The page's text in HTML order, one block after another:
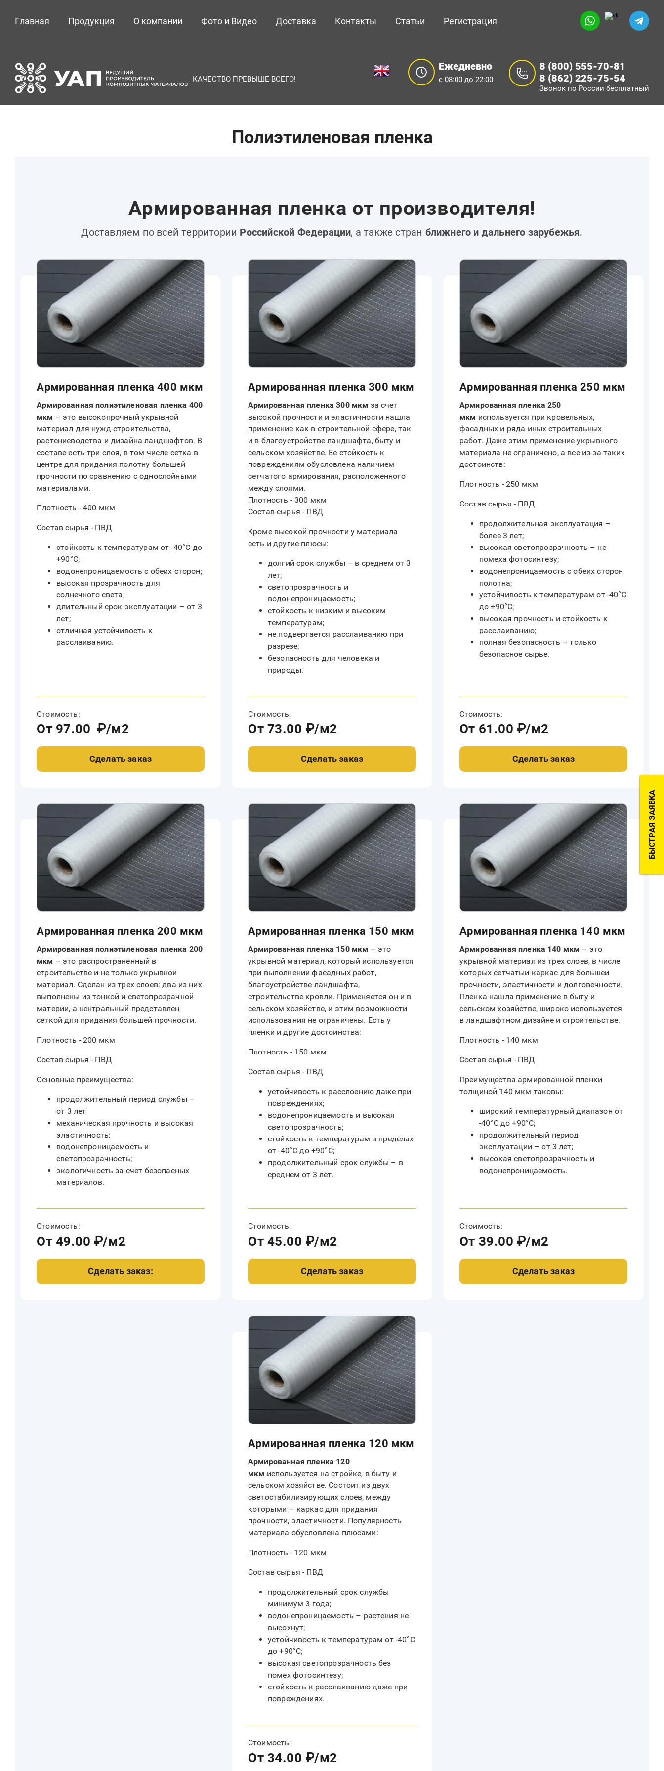
БЫСТРАЯ ЗАЯВКА
Главная Продукция О компании Фото и Видео Доставка Контакты Статьи Регистрация
КАЧЕСТВО ПРЕВЫШЕ ВСЕГО!
Ежедневно
с 08:00 до 22:00
8 (800) 555-70-81
8 (862) 225-75-54
Звонок по России бесплатный
Полиэтиленовая пленка
Армированная пленка от производителя!
Доставляем по всей территории Российской Федерации, а также стран ближнего и дальнего зарубежья.
Армированная пленка 400 мкм
Армированная полиэтиленовая пленка 400
мкм – это высокопрочный укрывной
материал для нужд строительства,
растениеводства и дизайна ландшафтов. В
составе есть три слоя, в том числе сетка в
центре для придания полотну большей
прочности по сравнению с однослойными
материалами.
Плотность - 400 мкм
Состав сырья - ПВД
стойкость к температурам от -40°C до
+90°C;
водонепроницаемость с обеих сторон;
высокая прозрачность для
солнечного света;
длительный срок эксплуатации – от 3
лет;
отличная устойчивость к
расслаиванию.
Стоимость:
От 97.00 ₽/м2
Сделать заказ
Армированная пленка 300 мкм
Армированная пленка 300 мкм за счет
высокой прочности и эластичности нашла
применение как в строительной сфере, так
и в благоустройстве ландшафта, быту и
сельском хозяйстве. Ее стойкость к
повреждениям обусловлена наличием
сетчатого армирования, расположенного
между слоями.
Плотность - 300 мкм
Состав сырья - ПВД
Кроме высокой прочности у материала
есть и другие плюсы:
долгий срок службы – в среднем от 3
лет;
светопрозрачность и
водонепроницаемость;
стойкость к низким и высоким
температурам;
не подвергается расслаиванию при
разрезе;
безопасность для человека и
природы.
Стоимость:
От 73.00 ₽/м2
Сделать заказ
Армированная пленка 250 мкм
Армированная пленка 250
мкм используется при кровельных,
фасадных и ряда иных строительных
работ. Даже этим применение укрывного
материала не ограничено, а все из-за таких
достоинств:
Плотность - 250 мкм
Состав сырья - ПВД
продолжительная эксплуатация –
более 3 лет;
высокая светопрозрачность – не
помеха фотосинтезу;
водонепроницаемость с обеих сторон
полотна;
устойчивость к температурам от -40°C
до +90°C;
высокая прочность и стойкость к
расслаиванию;
полная безопасность – только
безопасное сырье.
Стоимость:
От 61.00 ₽/м2
Сделать заказ
Армированная пленка 200 мкм
Армированная полиэтиленовая пленка 200
мкм – это распространенный в
строительстве и не только укрывной
материал. Сделан из трех слоев: два из них
выполнены из тонкой и светопрозрачной
материи, а центральный представлен
сеткой для придания большей прочности.
Плотность - 200 мкм
Состав сырья - ПВД
Основные преимущества:
продолжительный период службы –
от 3 лет
механическая прочность и высокая
эластичность;
водонепроницаемость и
светопрозрачность;
экологичность за счет безопасных
материалов.
Стоимость:
От 49.00 ₽/м2
Сделать заказ:
Армированная пленка 150 мкм
Армированная пленка 150 мкм – это
укрывной материал, который используется
при выполнении фасадных работ,
благоустройстве ландшафта,
строительстве кровли. Применяется он и в
сельском хозяйстве, и этим возможности
использования не ограничены. Есть у
пленки и другие достоинства:
Плотность - 150 мкм
Состав сырья - ПВД
устойчивость к расслоению даже при
повреждениях;
водонепроницаемость и высокая
светопрозрачность;
стойкость к температурам в пределах
от -40°C до +90°C;
продолжительный срок службы – в
среднем от 3 лет.
Стоимость:
От 45.00 ₽/м2
Сделать заказ
Армированная пленка 140 мкм
Армированная пленка 140 мкм – это
укрывной материал из трех слоев, в числе
которых сетчатый каркас для большей
прочности, эластичности и долговечности.
Пленка нашла применение в быту и
сельском хозяйстве, широко используется
в ландшафтном дизайне и строительстве.
Плотность - 140 мкм
Состав сырья - ПВД
Преимущества армированной пленки
толщиной 140 мкм таковы:
широкий температурный диапазон от
-40°C до +90°C;
продолжительный период
эксплуатации – от 3 лет;
высокая светопрозрачность и
водонепроницаемость.
Стоимость:
От 39.00 ₽/м2
Сделать заказ
Армированная пленка 120 мкм
Армированная пленка 120
мкм используется на стройке, в быту и
сельском хозяйстве. Состоит из двух
светостабилизирующих слоев, между
которыми – каркас для придания
прочности, эластичности. Популярность
материала обусловлена плюсами:
Плотность - 120 мкм
Состав сырья - ПВД
продолжительный срок службы
минимум 3 года;
водонепроницаемость – растения не
высохнут;
устойчивость к температурам от -40°C
до +90°C;
высокая светопрозрачность без
помех фотосинтезу;
стойкость к расслаиванию даже при
повреждениях.
Стоимость:
От 34.00 ₽/м2